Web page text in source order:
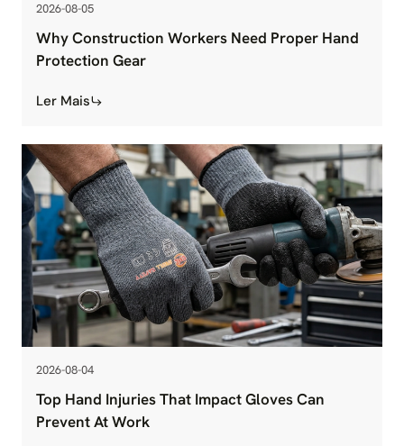
2026-08-05
Why Construction Workers Need Proper Hand
Protection Gear
Ler Mais
2026-08-04
Top Hand Injuries That Impact Gloves Can
Prevent At Work